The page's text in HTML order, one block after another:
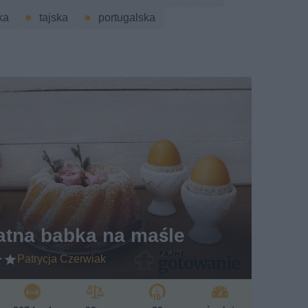
tajska portugalska
babka na maśle
Patrycja Czerwiak